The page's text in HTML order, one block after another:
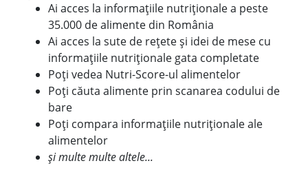
Ai acces la informațiile nutriționale a peste
35.000 de alimente din România
Ai acces la sute de rețete și idei de mese cu
informațiile nutriționale gata completate
Poți vedea Nutri-Score-ul alimentelor
Poți căuta alimente prin scanarea codului de
bare
Poți compara informațiile nutriționale ale
alimentelor
și multe multe altele...